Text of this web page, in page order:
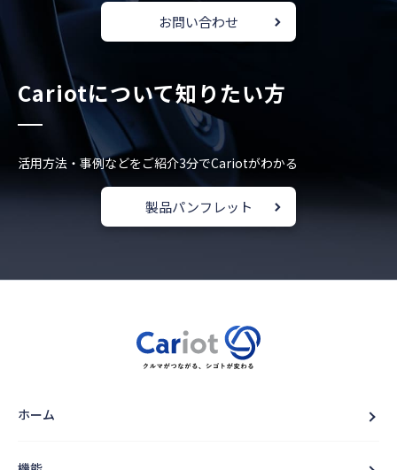
お問い合わせ
Cariotについて知りたい方
活用方法・事例などをご紹介3分でCariotがわかる
製品パンフレット
ホーム